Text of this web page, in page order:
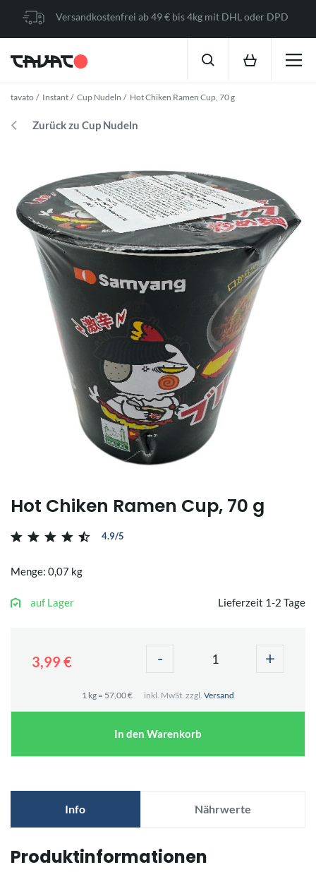
Versandkostenfrei ab 49 € bis 4kg mit DHL oder DPD
tavato Instant Cup Nudeln Hot Chiken Ramen Cup, 70 g
Zurück zu Cup Nudeln
Hot Chiken Ramen Cup, 70 g
4.9/5
Menge: 0,07 kg
auf Lager Lieferzeit 1-2 Tage
3,99 € - +
1 kg = 57,00 € inkl. MwSt. zzgl. Versand
In den Warenkorb
Info Nährwerte
Produktinformationen